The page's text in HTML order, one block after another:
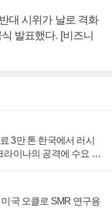
대 시위가 날로 격화
발표했다. [비즈니
3만 톤 한국에서 러시
라이나의 공격에 수요 늘
국 오클로 SMR 연구용